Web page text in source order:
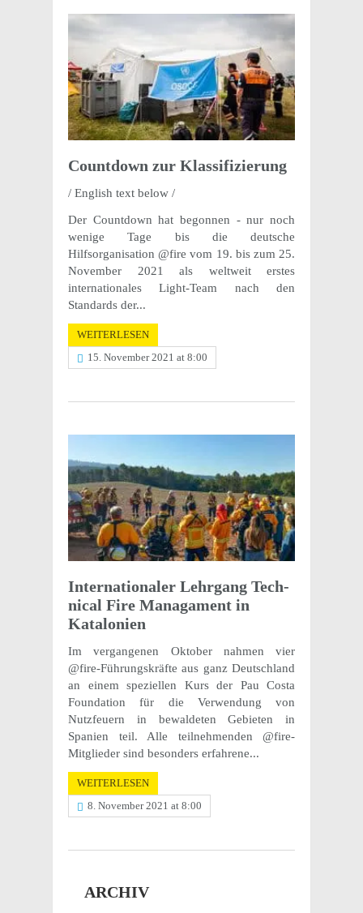
Count­down zur Klassifizierung
/ English text below /
Der Countdown hat begonnen - nur noch
wenige Tage bis die deutsche
Hilfsorganisation @fire vom 19. bis zum 25.
November 2021 als weltweit erstes
internationales Light-Team nach den
Standards der...
WEITERLESEN
15. November 2021 at 8:00
Inter­na­tio­na­ler Lehr­gang Tech­
ni­cal Fire Mana­ga­ment in
Katalonien
Im vergangenen Oktober nahmen vier
@fire-Führungskräfte aus ganz Deutschland
an einem speziellen Kurs der Pau Costa
Foundation für die Verwendung von
Nutzfeuern in bewaldeten Gebieten in
Spanien teil. Alle teilnehmenden @fire-
Mitglieder sind besonders erfahrene...
WEITERLESEN
8. November 2021 at 8:00
ARCHIV